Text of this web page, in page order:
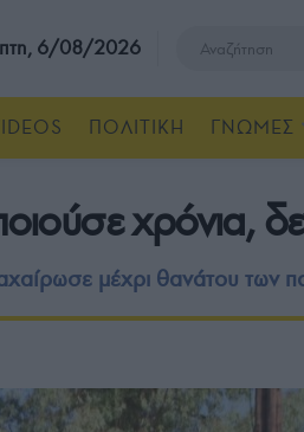
6/08/2026
ΠΟΛΙΤΙΚΗ ΓΝΩΜΕΣ
χρόνια,
μέχρι θανάτου των